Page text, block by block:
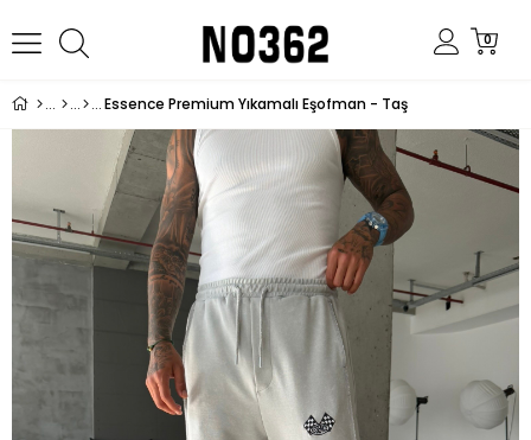
0
Essence Premium Yıkamalı Eşofman - Taş